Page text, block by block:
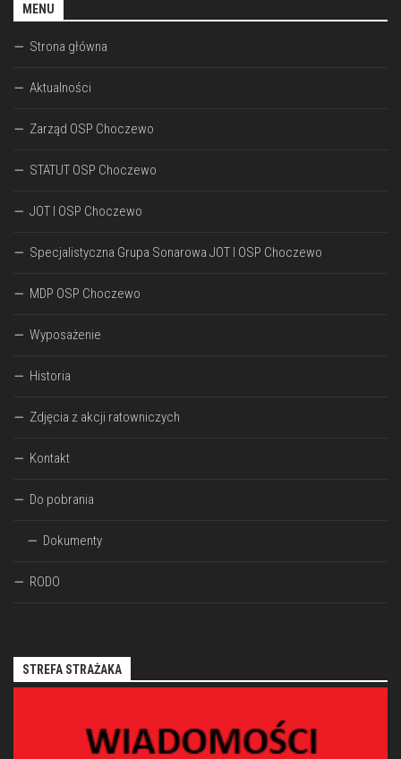
MENU
Strona główna
Aktualności
Zarząd OSP Choczewo
STATUT OSP Choczewo
JOT I OSP Choczewo
Specjalistyczna Grupa Sonarowa JOT I OSP Choczewo
MDP OSP Choczewo
Wyposażenie
Historia
Zdjęcia z akcji ratowniczych
Kontakt
Do pobrania
Dokumenty
RODO
STREFA STRAŻAKA